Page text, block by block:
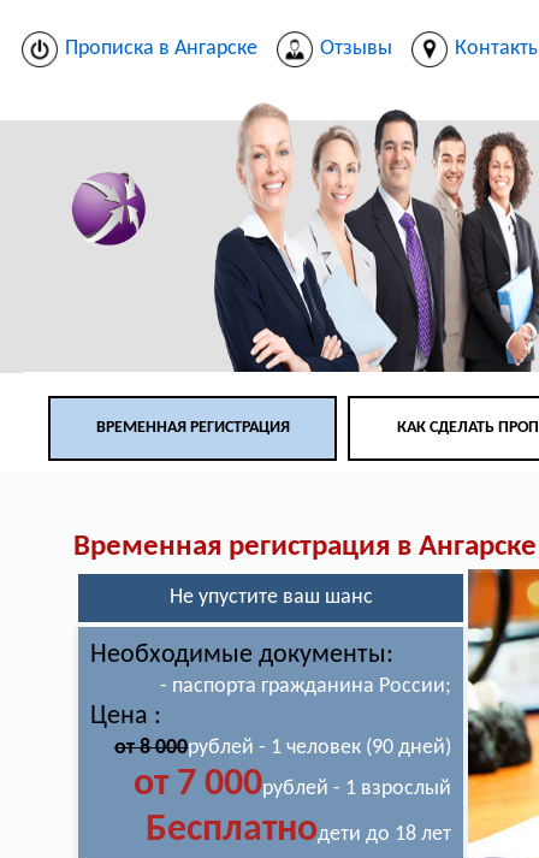
Прописка в Ангарске Отзывы
ВРЕМЕННАЯ РЕГИСТРАЦИЯ КАК СДЕЛАТЬ
Временная регистрация в Ангарске
Не упустите ваш шанс
Необходимые документы:
- паспорта гражданина России;
Цена :
от 8 000рублей - 1 человек (90 дней)
от 7 000рублей - 1 взрослый
Бесплатнодети до 18 лет